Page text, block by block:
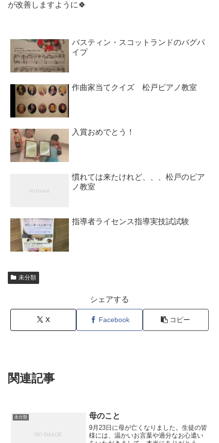
が改善しますように🍀
バスティン・スコットランドのバグパ
イプ
作曲家当てクイズ 松戸ピアノ教室
入賞おめでとう！
慣れては来たけれど、、、松戸のピア
ノ教室
指導者ライセンス指導実技試試験
未分類
シェアする
X Facebook コピー
関連記事
未分類 母のこと
9月23日に母が亡くなりました。生徒の皆
様には、温かいお言葉や過分なお心遣い